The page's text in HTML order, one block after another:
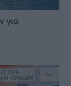
για